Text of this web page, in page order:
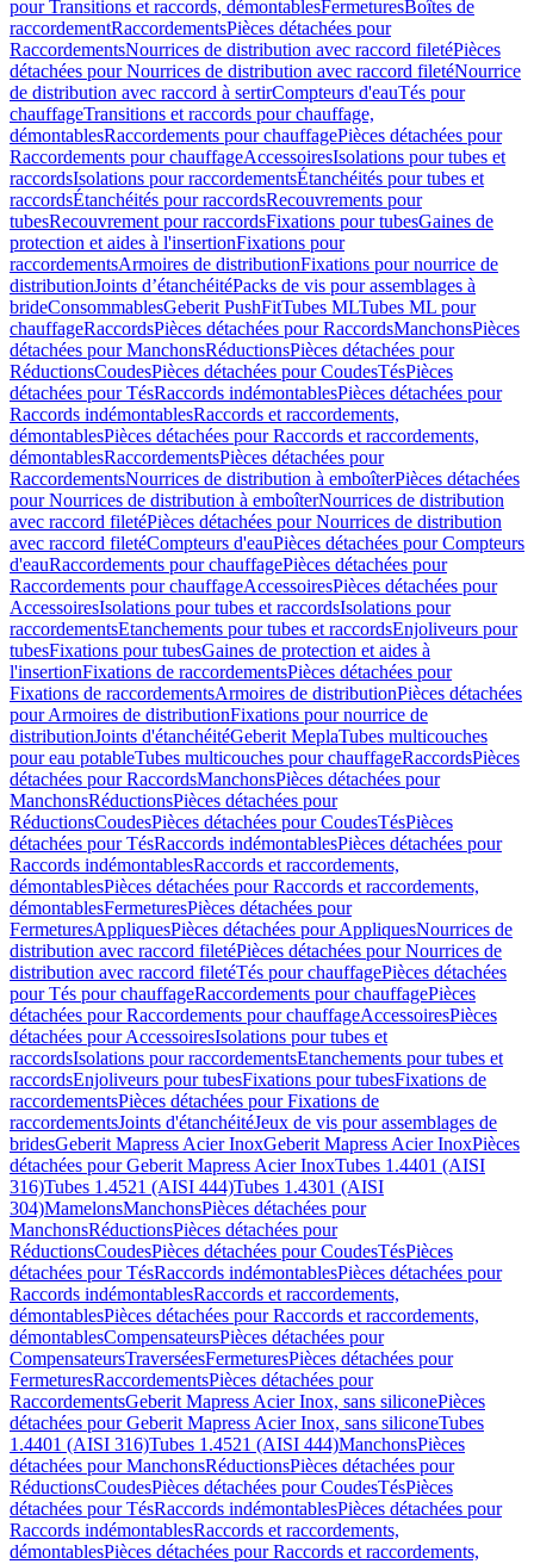
pour Transitions et raccords, démontablesFermeturesBoîtes de
raccordementRaccordementsPièces détachées pour
RaccordementsNourrices de distribution avec raccord filetéPièces
détachées pour Nourrices de distribution avec raccord filetéNourrice
de distribution avec raccord à sertirCompteurs d'eauTés pour
chauffageTransitions et raccords pour chauffage,
démontablesRaccordements pour chauffagePièces détachées pour
Raccordements pour chauffageAccessoiresIsolations pour tubes et
raccordsIsolations pour raccordementsÉtanchéités pour tubes et
raccordsÉtanchéités pour raccordsRecouvrements pour
tubesRecouvrement pour raccordsFixations pour tubesGaines de
protection et aides à l'insertionFixations pour
raccordementsArmoires de distributionFixations pour nourrice de
distributionJoints d’étanchéitéPacks de vis pour assemblages à
brideConsommablesGeberit PushFitTubes MLTubes ML pour
chauffageRaccordsPièces détachées pour RaccordsManchonsPièces
détachées pour ManchonsRéductionsPièces détachées pour
RéductionsCoudesPièces détachées pour CoudesTésPièces
détachées pour TésRaccords indémontablesPièces détachées pour
Raccords indémontablesRaccords et raccordements,
démontablesPièces détachées pour Raccords et raccordements,
démontablesRaccordementsPièces détachées pour
RaccordementsNourrices de distribution à emboîterPièces détachées
pour Nourrices de distribution à emboîterNourrices de distribution
avec raccord filetéPièces détachées pour Nourrices de distribution
avec raccord filetéCompteurs d'eauPièces détachées pour Compteurs
d'eauRaccordements pour chauffagePièces détachées pour
Raccordements pour chauffageAccessoiresPièces détachées pour
AccessoiresIsolations pour tubes et raccordsIsolations pour
raccordementsEtanchements pour tubes et raccordsEnjoliveurs pour
tubesFixations pour tubesGaines de protection et aides à
l'insertionFixations de raccordementsPièces détachées pour
Fixations de raccordementsArmoires de distributionPièces détachées
pour Armoires de distributionFixations pour nourrice de
distributionJoints d'étanchéitéGeberit MeplaTubes multicouches
pour eau potableTubes multicouches pour chauffageRaccordsPièces
détachées pour RaccordsManchonsPièces détachées pour
ManchonsRéductionsPièces détachées pour
RéductionsCoudesPièces détachées pour CoudesTésPièces
détachées pour TésRaccords indémontablesPièces détachées pour
Raccords indémontablesRaccords et raccordements,
démontablesPièces détachées pour Raccords et raccordements,
démontablesFermeturesPièces détachées pour
FermeturesAppliquesPièces détachées pour AppliquesNourrices de
distribution avec raccord filetéPièces détachées pour Nourrices de
distribution avec raccord filetéTés pour chauffagePièces détachées
pour Tés pour chauffageRaccordements pour chauffagePièces
détachées pour Raccordements pour chauffageAccessoiresPièces
détachées pour AccessoiresIsolations pour tubes et
raccordsIsolations pour raccordementsEtanchements pour tubes et
raccordsEnjoliveurs pour tubesFixations pour tubesFixations de
raccordementsPièces détachées pour Fixations de
raccordementsJoints d'étanchéitéJeux de vis pour assemblages de
bridesGeberit Mapress Acier InoxGeberit Mapress Acier InoxPièces
détachées pour Geberit Mapress Acier InoxTubes 1.4401 (AISI
316)Tubes 1.4521 (AISI 444)Tubes 1.4301 (AISI
304)MamelonsManchonsPièces détachées pour
ManchonsRéductionsPièces détachées pour
RéductionsCoudesPièces détachées pour CoudesTésPièces
détachées pour TésRaccords indémontablesPièces détachées pour
Raccords indémontablesRaccords et raccordements,
démontablesPièces détachées pour Raccords et raccordements,
démontablesCompensateursPièces détachées pour
CompensateursTraverséesFermeturesPièces détachées pour
FermeturesRaccordementsPièces détachées pour
RaccordementsGeberit Mapress Acier Inox, sans siliconePièces
détachées pour Geberit Mapress Acier Inox, sans siliconeTubes
1.4401 (AISI 316)Tubes 1.4521 (AISI 444)ManchonsPièces
détachées pour ManchonsRéductionsPièces détachées pour
RéductionsCoudesPièces détachées pour CoudesTésPièces
détachées pour TésRaccords indémontablesPièces détachées pour
Raccords indémontablesRaccords et raccordements,
démontablesPièces détachées pour Raccords et raccordements,